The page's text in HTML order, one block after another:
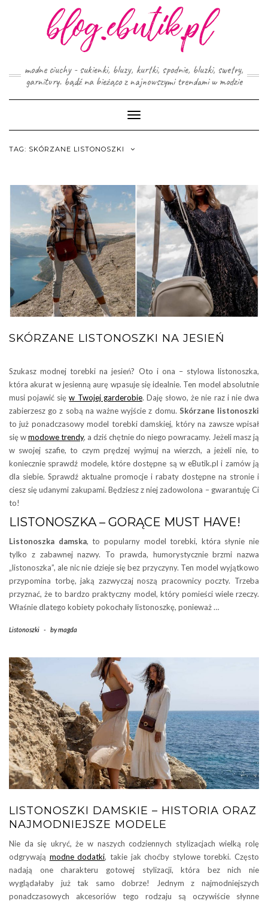
modne ciuchy - sukienki, bluzy, kurtki, spodnie, bluzki, swetry,
garnitury. bądź na bieżąco z najnowszymi trendami w modzie
Toggle
Navigation
TAG: SKÓRZANE LISTONOSZKI
SKÓRZANE LISTONOSZKI NA JESIEŃ
Szukasz modnej torebki na jesień? Oto i ona – stylowa listonoszka,
która akurat w jesienną aurę wpasuje się idealnie. Ten model absolutnie
musi pojawić sięw Twojej garderobie. Daję słowo, że nie raz i nie dwa
zabierzesz go z sobą na ważne wyjście z domu. Skórzane listonoszki
to już ponadczasowy model torebki damskiej, który na zawsze wpisał
się wmodowe trendy, a dziś chętnie do niego powracamy. Jeżeli masz ją
w swojej szafie, to czym prędzej wyjmuj na wierzch, a jeżeli nie, to
koniecznie sprawdź modele, które dostępne są w eButik.pl i zamów ją
dla siebie. Sprawdź aktualne promocje i rabaty dostępne na stronie i
ciesz się udanymi zakupami. Będziesz z niej zadowolona – gwarantuję Ci
to!
LISTONOSZKA – GORĄCE MUST HAVE!
Listonoszka damska, to popularny model torebki, która słynie nie
tylko z zabawnej nazwy. To prawda, humorystycznie brzmi nazwa
„listonoszka”, ale nic nie dzieje się bez przyczyny. Ten model wyjątkowo
przypomina torbę, jaką zazwyczaj noszą pracownicy poczty. Trzeba
przyznać, że to bardzo praktyczny model, który pomieści wiele rzeczy.
Właśnie dlatego kobiety pokochały listonoszkę, ponieważ …
Listonoszki - bymagda
LISTONOSZKI DAMSKIE – HISTORIA ORAZ
NAJMODNIEJSZE MODELE
Nie da się ukryć, że w naszych codziennych stylizacjach wielką rolę
odgrywają modne dodatki, takie jak choćby stylowe torebki. Często
nadają one charakteru gotowej stylizacji, która bez nich nie
wyglądałaby już tak samo dobrze! Jednym z najmodniejszych
ponadczasowych akcesoriów tego rodzaju są oczywiście słynne